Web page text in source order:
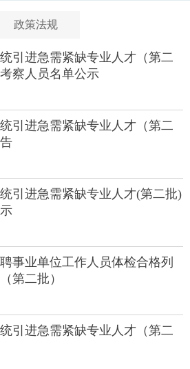
政策法规
引进急需紧缺专业人才（第二
察人员名单公示
引进急需紧缺专业人才（第二
引进急需紧缺专业人才(第二批)
事业单位工作人员体检合格列
第二批）
引进急需紧缺专业人才（第二